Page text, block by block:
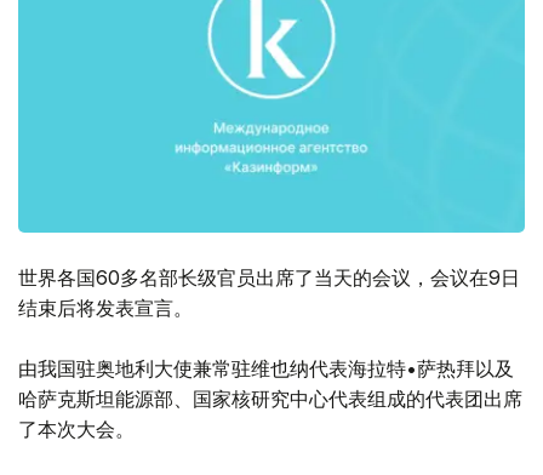
世界各国60多名部长级官员出席了当天的会议，会议在9日
结束后将发表宣言。
由我国驻奥地利大使兼常驻维也纳代表海拉特•萨热拜以及
哈萨克斯坦能源部、国家核研究中心代表组成的代表团出席
了本次大会。